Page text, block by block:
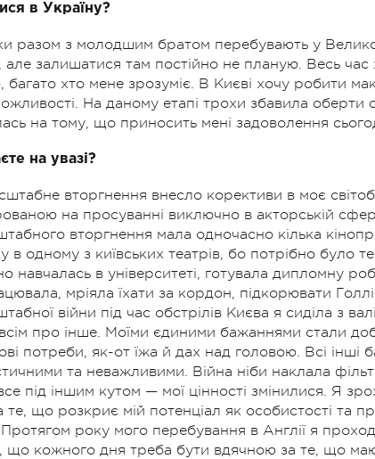
в Україну?
разом з молодшим братом перебувають у
але залишатися там постійно не планую. Весь
багато хто мене зрозуміє. В Києві хочу робити
На даному етапі трохи збавила оберти
на тому, що приносить мені задоволення
на увазі?
вторгнення внесло корективи в моє
на просуванні виключно в акторській
вторгнення мала одночасно кілька
в одному з київських театрів, бо потрібно було
навчалась в університеті, готувала дипломну
мріяла їхати за кордон, підкорювати
війни під час обстрілів Києва я сиділа з
про інше. Моїми єдиними бажаннями стали
потреби, як-от їжа й дах над головою. Всі інші
та неважливими. Війна ніби наклала
під іншим кутом — мої цінності змінилися. Я
те, що розкриє мій потенціал як особистості та
року мого перебування в Англії я
що кожного дня треба бути вдячною за те, що